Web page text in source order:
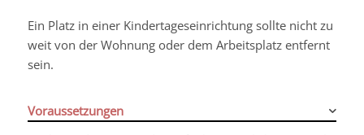
Ein Platz in einer Kindertageseinrichtung sollte nicht zu
weit von der Wohnung oder dem Arbeitsplatz entfernt
sein.
Voraussetzungen